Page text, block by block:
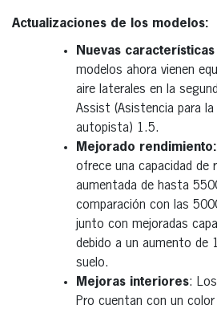
Actualizaciones de los modelos:
Nuevas
modelos ahora vienen
aire laterales en la
Assist (Asistencia para la
autopista) 1.5.
Mejorado rendimiento:
ofrece una capacidad de
aumentada de hasta
comparación con las
junto con mejoradas
debido a un aumento de
suelo.
Mejoras interiores:
Pro cuentan con un